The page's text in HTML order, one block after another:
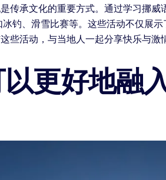
传承文化的重要方式。通过学习挪
钓、滑雪比赛等。这些活动不仅展
些活动，与当地人一起分享快乐与激
更好地融